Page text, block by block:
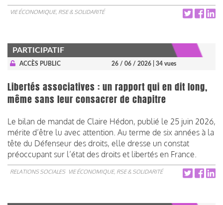
VIE ÉCONOMIQUE, RSE & SOLIDARITÉ
PARTICIPATIF
ACCÈS PUBLIC 26 / 06 / 2026 | 34 vues
Libertés associatives : un rapport qui en dit long,
même sans leur consacrer de chapitre
Le bilan de mandat de Claire Hédon, publié le 25 juin 2026,
mérite d’être lu avec attention. Au terme de six années à la
tête du Défenseur des droits, elle dresse un constat
préoccupant sur l’état des droits et libertés en France.
RELATIONS SOCIALES VIE ÉCONOMIQUE, RSE & SOLIDARITÉ